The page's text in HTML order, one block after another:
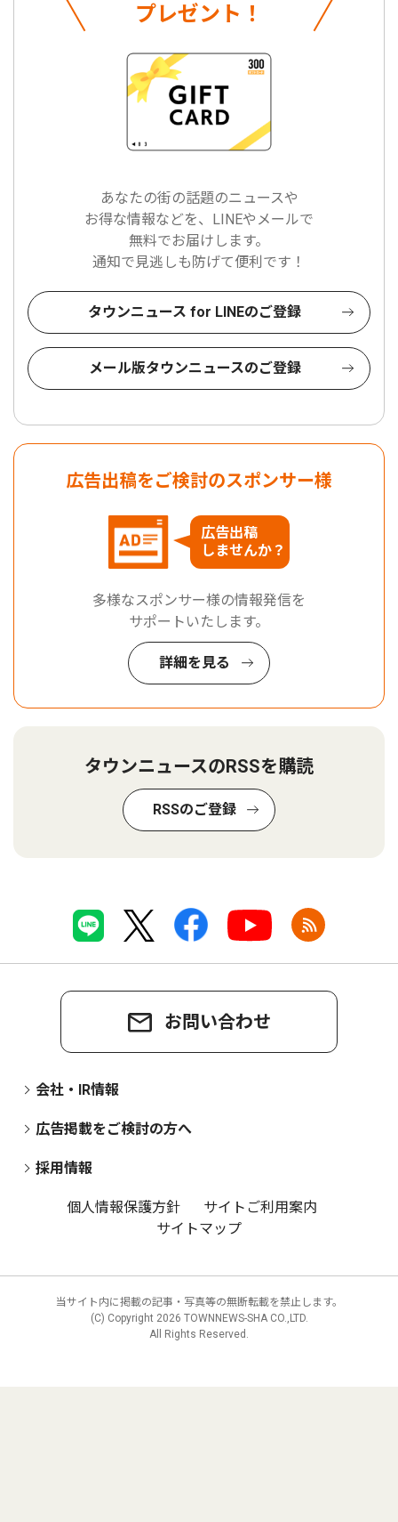
プレゼント！
あなたの街の話題のニュースや
お得な情報などを、LINEやメールで
無料でお届けします。
通知で見逃しも防げて便利です！
タウンニュース for LINEのご登録
メール版タウンニュースのご登録
広告出稿をご検討のスポンサー様
広告出稿
しませんか？
多様なスポンサー様の情報発信を
サポートいたします。
詳細を見る
タウンニュースのRSSを購読
RSSのご登録
お問い合わせ
会社・IR情報
広告掲載をご検討の方へ
採用情報
個人情報保護方針
サイトご利用案内
サイトマップ
当サイト内に掲載の記事・写真等の無断転載を禁止します。
(C) Copyright 2026 TOWNNEWS-SHA CO.,LTD.
All Rights Reserved.